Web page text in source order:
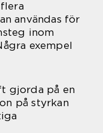
användas för
inom
exempel
gjorda på en
på styrkan